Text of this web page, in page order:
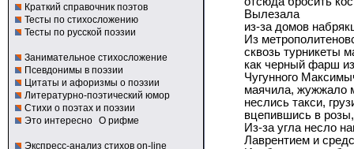
Краткий справочник поэтов
Тесты по стихосложению
Тесты по русской поэзии
Занимательное стихосложение
Псевдонимы в поэзии
Цитаты и афоризмы о поэзии
Литературно-поэтический юмор
Стихи о поэтах и поэзии
Это интересно О рифме
Экспресс-анализ стихов on-line
Вылезала
из-за домов
Из
сквозь турникеты
как черный фарш
Чугунного
маячила, жужжало
неслись такси,
вцепившись в
Из-за угла несло
Лаврентием и